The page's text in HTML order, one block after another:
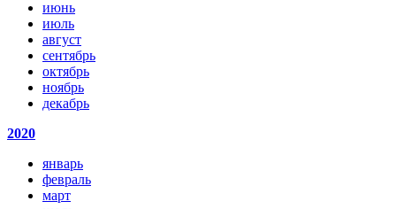
июнь
июль
август
сентябрь
октябрь
ноябрь
декабрь
2020
январь
февраль
март